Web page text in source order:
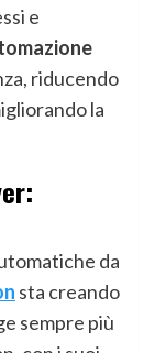
e
riducendo
la
da
sta creando
sempre più